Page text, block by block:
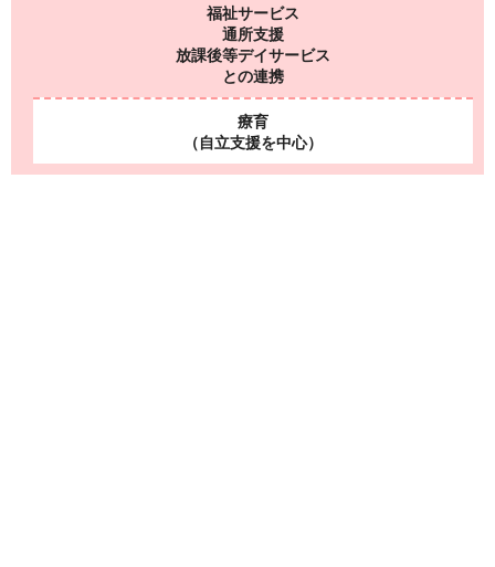
福祉サービス
通所支援
放課後等デイサービス
との連携
療育
（自立支援を中心）